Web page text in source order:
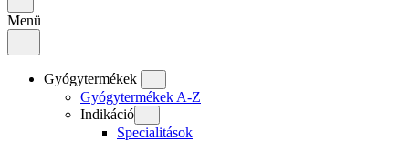
Menü
Gyógytermékek
Gyógytermékek A-Z
Indikáció
Specialitások